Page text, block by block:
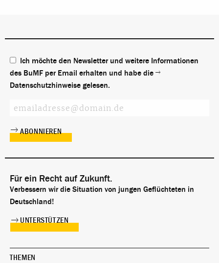
Ich möchte den Newsletter und weitere Informationen
des BuMF per Email erhalten und habe die
Datenschutzhinweise gelesen.
Für ein Recht auf Zukunft.
Verbessern wir die Situation von jungen Geflüchteten in
Deutschland!
UNTERSTÜTZEN
THEMEN